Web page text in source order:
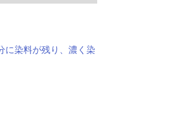
に染料が残り、濃く染